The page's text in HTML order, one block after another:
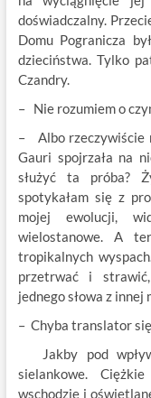
doświadczalny.
Domu Pogranicza
dzieciństwa. Tylko
Czandry.
– Nie rozumiem o
– Albo rzeczywiście
Gauri spojrzała na
służyć ta próba?
spotykałam się z
mojej ewolucji,
wielostanowe. A
tropikalnych
przetrwać i
jednego słowa z
– Chyba translator
Jakby pod
sielankowe.
wschodzie i